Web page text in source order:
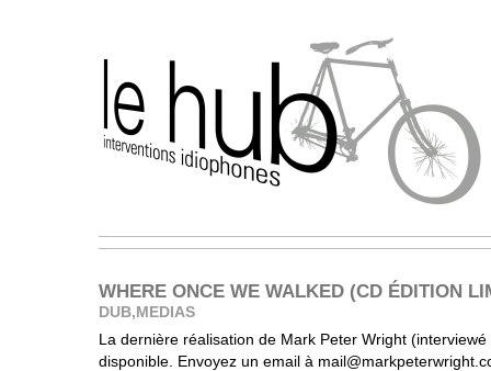
WHERE ONCE WE WALKED (CD ÉDITION
DUB, MEDIAS
La dernière réalisation de Mark Peter Wright
disponible. Envoyez un email à